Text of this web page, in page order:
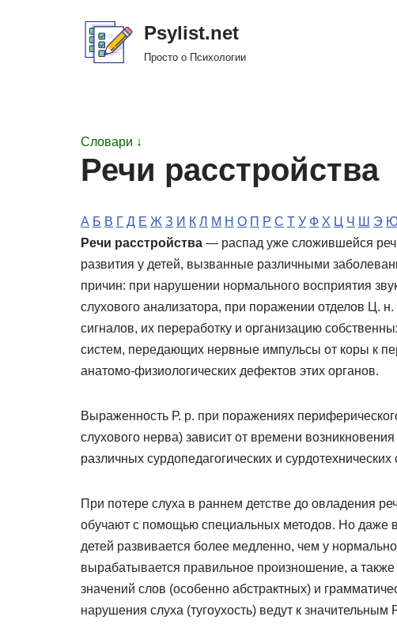
Psylist.net
Просто о Психологии
Словари ↓
Речи расстройства
А Б В Г Д Е Ж З И К Л М Н О П Р С Т У Ф Х Ц Ч Ш Э
Речи расстройства — распад уже сложившейся
развития у детей, вызванные различными
причин: при нарушении нормального восприятия
слухового анализатора, при поражении отделов Ц.
сигналов, их переработку и организацию
систем, передающих нервные импульсы от коры к
анатомо-физиологических дефектов этих органов.
Выраженность Р. р. при поражениях
слухового нерва) зависит от времени
различных сурдопедагогических и сурдотехнических
При потере слуха в раннем детстве до овладения
обучают с помощью специальных методов. Но даже в
детей развивается более медленно, чем у
вырабатывается правильное произношение, а
значений слов (особенно абстрактных) и
нарушения слуха (тугоухость) ведут к